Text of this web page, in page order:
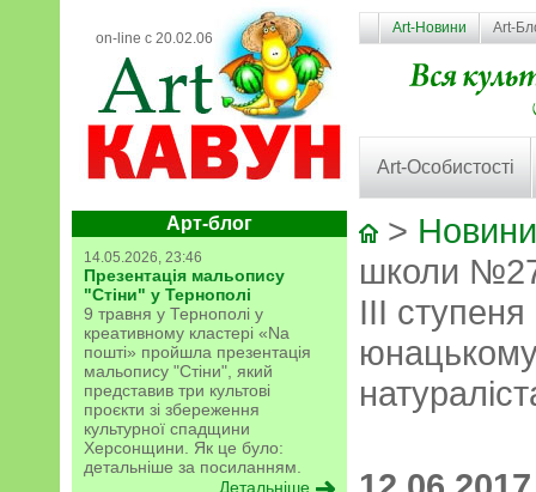
on-line с 20.02.06
Art-Новини Art-
Art-Особистості
Арт-блог
14.05.2026, 23:46
Презентація мальопису
"Стіни" у Тернополі
9 травня у Тернополі у
креативному кластері «Na
пошті» пройшла презентація
мальопису "Стіни", який
представив три культові
проєкти зі збереження
культурної спадщини
Херсонщини. Як це було:
детальніше за посиланням.
Детальніше
>
школи
ІІІ
юнацькому